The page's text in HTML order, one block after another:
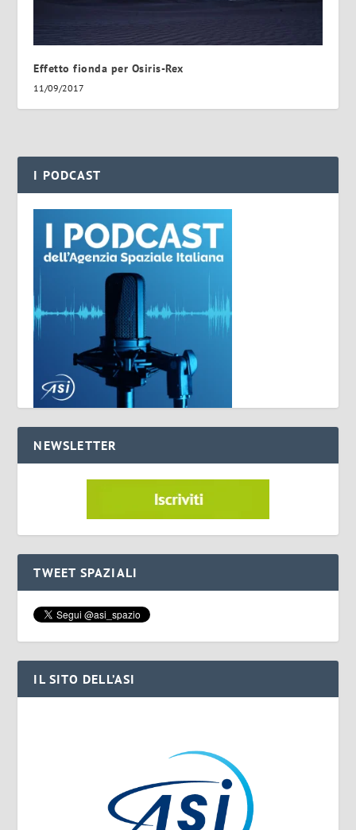
Effetto fionda per Osiris-Rex
11/09/2017
I PODCAST
NEWSLETTER
TWEET SPAZIALI
IL SITO DELL’ASI